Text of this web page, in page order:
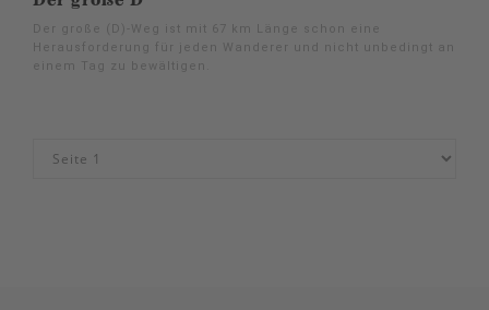
Der große (D)-Weg ist mit 67 km Länge schon eine
Herausforderung für jeden Wanderer und nicht unbedingt an
einem Tag zu bewältigen.